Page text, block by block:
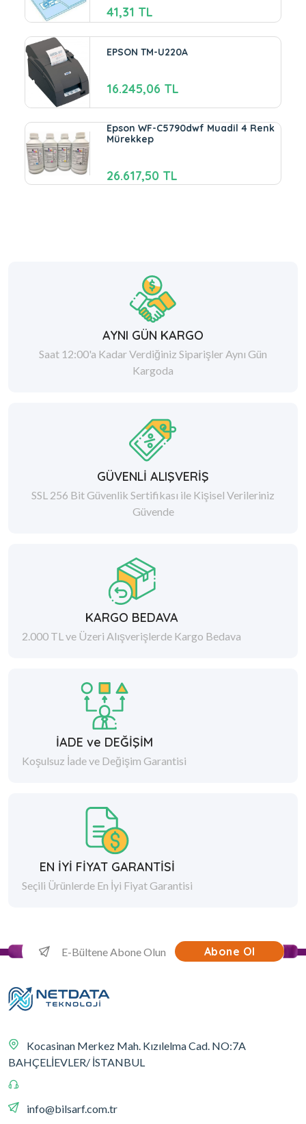
41,31 TL
EPSON TM-U220A
16.245,06 TL
Epson WF-C5790dwf Muadil 4 Renk
Mürekkep
26.617,50 TL
AYNI GÜN KARGO
Saat 12:00'a Kadar Verdiğiniz Siparişler Aynı Gün
Kargoda
GÜVENLİ ALIŞVERİŞ
SSL 256 Bit Güvenlik Sertifikası ile Kişisel Verileriniz
Güvende
KARGO BEDAVA
2.000 TL ve Üzeri Alışverişlerde Kargo Bedava
İADE ve DEĞİŞİM
Koşulsuz İade ve Değişim Garantisi
EN İYİ FİYAT GARANTİSİ
Seçili Ürünlerde En İyi Fiyat Garantisi
Abone Ol
Kocasinan Merkez Mah. Kızılelma Cad. NO:7A
BAHÇELİEVLER/ İSTANBUL
info@bilsarf.com.tr